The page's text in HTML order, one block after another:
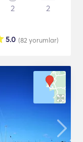
2 2
(82 yorumlar)
5.0